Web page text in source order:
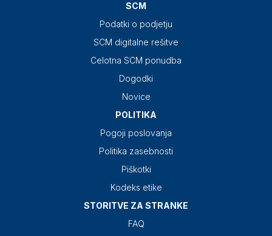
SCM
Podatki o podjetju
SCM digitalne rešitve
Celotna SCM ponudba
Dogodki
Novice
POLITIKA
Pogoji poslovanja
Politika zasebnosti
Piškotki
Kodeks etike
STORITVE ZA STRANKE
FAQ